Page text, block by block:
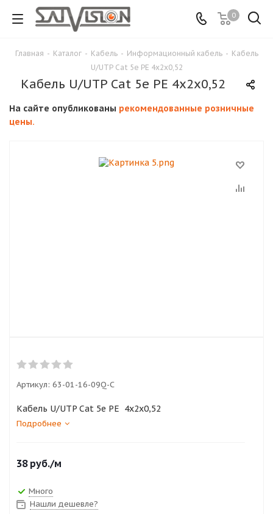
0
Главная - Каталог - Кабель - Информационный кабель - Кабель
U/UTP Cat 5e PE 4х2х0,52
Кабель U/UTP Cat 5e PE 4х2х0,52
На сайте опубликованы рекомендованные розничные
цены.
Артикул: 63-01-16-09Q-С
Кабель U/UTP Cat 5e PE 4х2х0,52
Подробнее
38руб./м
Много
Нашли дешевле?